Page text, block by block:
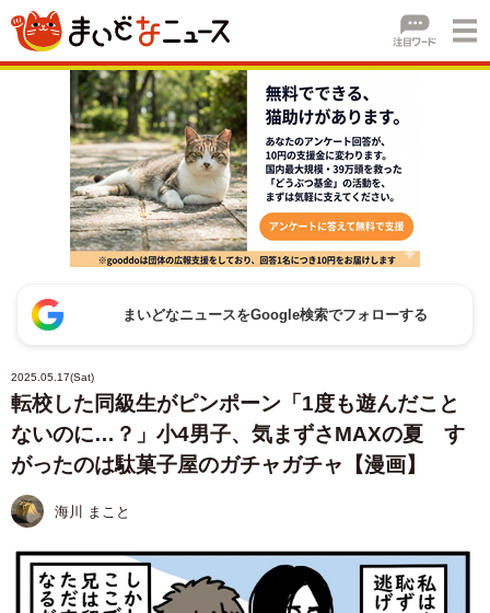
まいどなニュースをGoogle検索でフォローする
2025.05.17(Sat)
転校した同級生がピンポーン「1度も遊んだこと
ないのに…？」小4男子、気まずさMAXの夏 す
がったのは駄菓子屋のガチャガチャ【漫画】
海川 まこと